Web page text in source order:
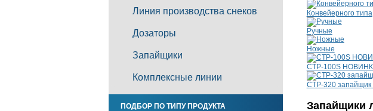
Линия производства снеков
Дозаторы
Запайщики
Комплексные линии
ПОДБОР ПО ТИПУ ПРОДУКТА
Конвейерного типа
Ручные
Ножные
CTP-100S
CTP-320 запайщик
Запайщики